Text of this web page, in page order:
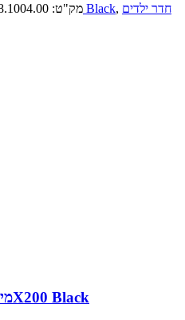
מק"ט: חדר ילדים בעיצוב Black, חדר ילדים
מיטת ילדים עם ארגז 100X200 Black